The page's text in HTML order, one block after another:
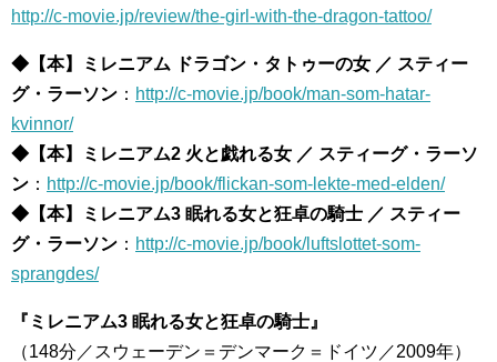
http://c-movie.jp/review/the-girl-with-the-dragon-tattoo/
◆【本】ミレニアム ドラゴン・タトゥーの女 ／ スティー
グ・ラーソン ： http://c-movie.jp/book/man-som-hatar-
kvinnor/
◆【本】ミレニアム2 火と戯れる女 ／ スティーグ・ラーソ
ン ： http://c-movie.jp/book/flickan-som-lekte-med-elden/
◆【本】ミレニアム3 眠れる女と狂卓の騎士 ／ スティー
グ・ラーソン ： http://c-movie.jp/book/luftslottet-som-
sprangdes/
『ミレニアム3 眠れる女と狂卓の騎士』
（148分／スウェーデン＝デンマーク＝ドイツ／2009年）